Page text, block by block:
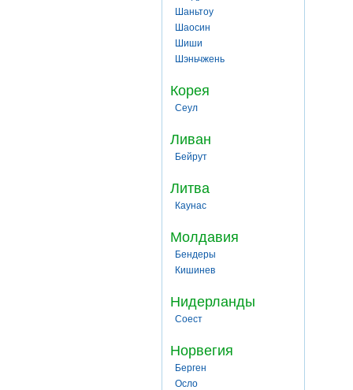
Шаньтоу
Шаосин
Шиши
Шэньчжень
Корея
Сеул
Ливан
Бейрут
Литва
Каунас
Молдавия
Бендеры
Кишинев
Нидерланды
Соест
Норвегия
Берген
Осло